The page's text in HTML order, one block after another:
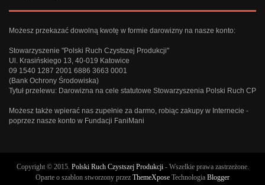
Możesz przekazać dowolną kwotę w formie darowizny na nasze konto:
Stowarzyszenie "Polski Ruch Czystszej Produkcji"
Ul. Krasińskiego 13, 40-019 Katowice
09 1540 1287 2001 6886 3663 0001
(Bank Ochrony Środowiska)
Tytuł przelewu: Darowizna na cele statutowe Stowarzyszenia Polski Ruch CP
Możesz także wpierać nas zupełnie za darmo, robiąc zakupy w Internecie -
poprzez nasze konto w Fundacji FaniMani
Copyright © 2015. Polski Ruch Czystszej Produkcji - Wszelkie prawa zastrzeżone.
Oparte o szablon stworzony przez ThemeXpose Technologia Blogger